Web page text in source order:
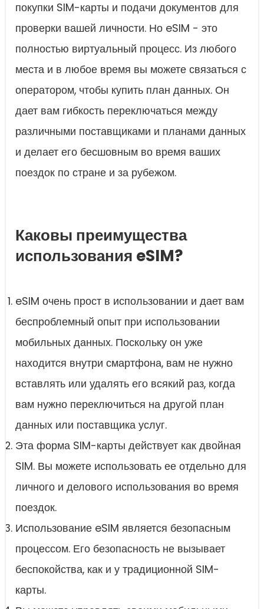
покупки SIM-карты и подачи документов для
проверки вашей личности. Но eSIM - это
полностью виртуальный процесс. Из любого
места и в любое время вы можете связаться с
оператором, чтобы купить план данных. Он
дает вам гибкость переключаться между
различными поставщиками и планами данных
и делает его бесшовным во время ваших
поездок по стране и за рубежом.
Каковы преимущества
использования eSIM?
eSIM очень прост в использовании и дает вам
беспроблемный опыт при использовании
мобильных данных. Поскольку он уже
находится внутри смартфона, вам не нужно
вставлять или удалять его всякий раз, когда
вам нужно переключиться на другой план
данных или поставщика услуг.
Эта форма SIM-карты действует как двойная
SIM. Вы можете использовать ее отдельно для
личного и делового использования во время
поездок.
Использование eSIM является безопасным
процессом. Его безопасность не вызывает
беспокойства, как и у традиционной SIM-
карты.